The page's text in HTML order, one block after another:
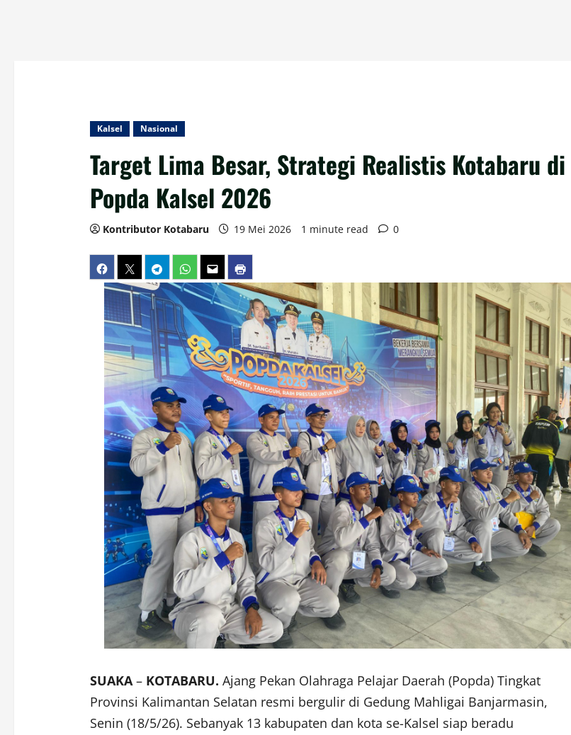
Kalsel Nasional
Target Lima Besar, Strategi Realistis Kotabaru di
Popda Kalsel 2026
Kontributor Kotabaru 19 Mei 2026 1 minute read 0
SUAKA– KOTABARU. Ajang Pekan Olahraga Pelajar Daerah (Popda) Tingkat
Provinsi Kalimantan Selatan resmi bergulir di Gedung Mahligai Banjarmasin,
Senin (18/5/26). Sebanyak 13 kabupaten dan kota se-Kalsel siap beradu